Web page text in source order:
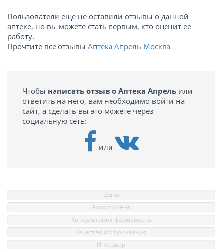
Пользователи еще не оставили отзывы о данной
аптеке, но вы можете стать первым, кто оценит ее
работу.
Прочтите все отзывы Аптека Апрель Москва
Чтобы написать отзыв о Аптека Апрель или
ответить на него, вам необходимо войти на
сайт, а сделать вы это можете через
социальную сеть:
или
Цены
Ассортимент
Консультация фармацевта
Качество обслуживания
Интерьер